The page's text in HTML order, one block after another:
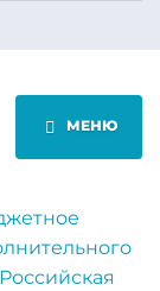
МЕНЮ